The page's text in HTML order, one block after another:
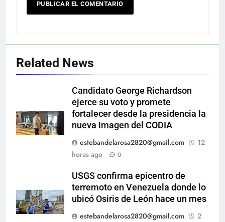
Related News
Candidato George Richardson
ejerce su voto y promete
fortalecer desde la presidencia la
nueva imagen del CODIA
estebandelarosa2820@gmail.com
12
horas ago
0
USGS confirma epicentro de
terremoto en Venezuela donde lo
ubicó Osiris de León hace un mes
estebandelarosa2820@gmail.com
2